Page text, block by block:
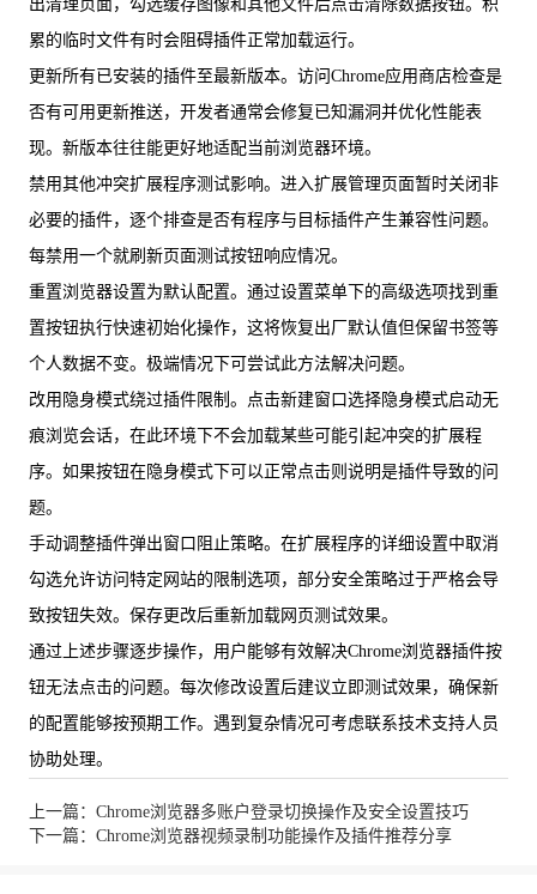
出清理页面，勾选缓存图像和其他文件后点击清除数据按钮。积
累的临时文件有时会阻碍插件正常加载运行。
更新所有已安装的插件至最新版本。访问Chrome应用商店检查是
否有可用更新推送，开发者通常会修复已知漏洞并优化性能表
现。新版本往往能更好地适配当前浏览器环境。
禁用其他冲突扩展程序测试影响。进入扩展管理页面暂时关闭非
必要的插件，逐个排查是否有程序与目标插件产生兼容性问题。
每禁用一个就刷新页面测试按钮响应情况。
重置浏览器设置为默认配置。通过设置菜单下的高级选项找到重
置按钮执行快速初始化操作，这将恢复出厂默认值但保留书签等
个人数据不变。极端情况下可尝试此方法解决问题。
改用隐身模式绕过插件限制。点击新建窗口选择隐身模式启动无
痕浏览会话，在此环境下不会加载某些可能引起冲突的扩展程
序。如果按钮在隐身模式下可以正常点击则说明是插件导致的问
题。
手动调整插件弹出窗口阻止策略。在扩展程序的详细设置中取消
勾选允许访问特定网站的限制选项，部分安全策略过于严格会导
致按钮失效。保存更改后重新加载网页测试效果。
通过上述步骤逐步操作，用户能够有效解决Chrome浏览器插件按
钮无法点击的问题。每次修改设置后建议立即测试效果，确保新
的配置能够按预期工作。遇到复杂情况可考虑联系技术支持人员
协助处理。
上一篇：Chrome浏览器多账户登录切换操作及安全设置技巧
下一篇：Chrome浏览器视频录制功能操作及插件推荐分享